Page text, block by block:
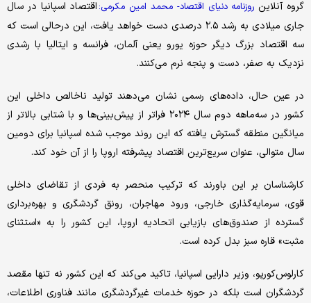
گروه آنلاین روزنامه دنیای اقتصاد- محمد امین مکرمی: اقتصاد اسپانیا در سال
جاری میلادی به رشد ۲.۵ درصدی دست خواهد یافت، این درحالی است که
سه اقتصاد بزرگ دیگر حوزه یورو یعنی آلمان، فرانسه و ایتالیا با رشدی
نزدیک به صفر، دست‌ و پنجه نرم می‌کنند.
در عین حال، داده‌های رسمی نشان می‌دهند تولید ناخالص داخلی این
کشور در سه‌ماهه دوم سال ۲۰۲۴ فراتر از پیش‌بینی‌ها و با شتابی بالاتر از
میانگین منطقه گسترش یافته که این روند موجب شده اسپانیا برای دومین
سال متوالی، عنوان سریع‌ترین اقتصاد پیشرفته اروپا را از آن خود کند.
کارشناسان بر این باورند که ترکیب منحصر به فردی از تقاضای داخلی
قوی، سرمایه‌گذاری خارجی، ورود مهاجران، رونق گردشگری و بهره‌برداری
گسترده از صندوق‌های بازیابی اتحادیه اروپا، این کشور را به «استثنای
مثبت» قاره سبز بدل کرده است.
کارلوس‌کورپو، وزیر دارایی اسپانیا، تاکید می‌کند که این کشور نه تنها مقصد
گردشگران است بلکه در حوزه خدمات غیرگردشگری مانند فناوری اطلاعات،